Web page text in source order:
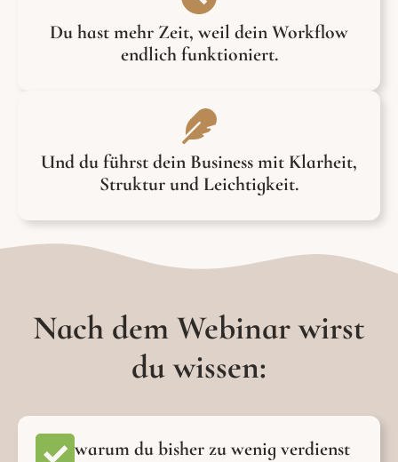
Du hast mehr Zeit, weil dein Workflow
endlich funktioniert.
Und du führst dein Business mit Klarheit,
Struktur und Leichtigkeit.
Nach dem Webinar wirst
du wissen:
warum du bisher zu wenig verdienst